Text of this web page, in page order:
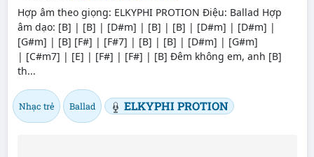
Hợp âm theo giọng: ELKYPHI PROTION Điệu: Ballad Hợp
âm dạo: [B] | [B] | [D#m] | [B] | [B] | [D#m] | [D#m] |
[G#m] | [B] [F#] | [F#7] | [B] | [B] | [D#m] | [G#m]
| [C#m7] | [E] | [F#] | [F#] | [B] Đêm không em, anh [B]
th...
Nhạc trẻ Ballad ELKYPHI PROTION